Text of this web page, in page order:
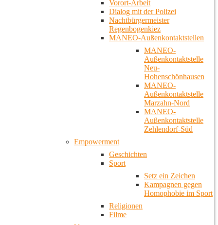
Vorort-Arbeit
Dialog mit der Polizei
Nachtbürgermeister
Regenbogenkiez
MANEO-Außenkontaktstellen
MANEO-
Außenkontaktstelle
Neu-
Hohenschönhausen
MANEO-
Außenkontaktstelle
Marzahn-Nord
MANEO-
Außenkontaktstelle
Zehlendorf-Süd
Empowerment
Geschichten
Sport
Setz ein Zeichen
Kampagnen gegen
Homophobie im Sport
Religionen
Filme